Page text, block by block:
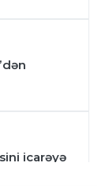
icarəyə